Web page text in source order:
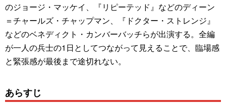
のジョージ・マッケイ、『リピーテッド』などのディーン
＝チャールズ・チャップマン、『ドクター・ストレンジ』
などのベネディクト・カンバーバッチらが出演する。全編
が一人の兵士の1日としてつながって見えることで、臨場感
と緊張感が最後まで途切れない。
あらすじ